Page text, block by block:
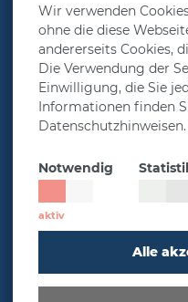
Wir verwenden
ohne die diese
andererseits Cookies,
Die Verwendung der
Einwilligung, die Sie
Informationen finden
Datenschutzhinweisen.
Notwendig
Alle
Betriebliche
Arbeitgeber
Riester-